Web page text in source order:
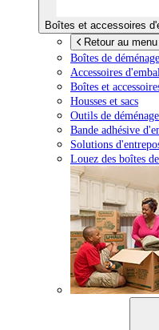
Boîtes et accessoires
Retour au
Boîtes de
Accessoires
Boîtes et
Housses et sacs
Outils de
Bande adhésive
Solutions
Louez des boîtes